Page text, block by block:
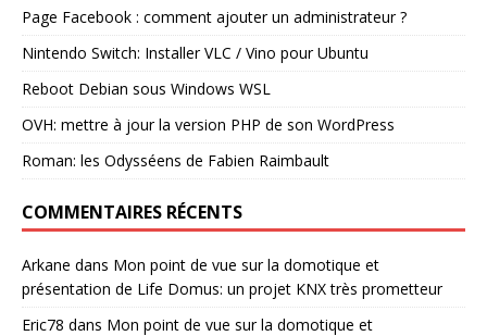
Page Facebook : comment ajouter un administrateur ?
Nintendo Switch: Installer VLC / Vino pour Ubuntu
Reboot Debian sous Windows WSL
OVH: mettre à jour la version PHP de son WordPress
Roman: les Odysséens de Fabien Raimbault
COMMENTAIRES RÉCENTS
Arkane dans Mon point de vue sur la domotique et
présentation de Life Domus: un projet KNX très prometteur
Eric78 dans Mon point de vue sur la domotique et